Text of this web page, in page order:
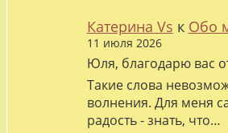
Катерина Vs к Обо
11 июля 2026
Юля, благодарю вас
Такие слова
волнения. Для меня
радость - знать, что…